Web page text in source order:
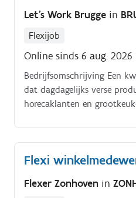
Let's Work Brugge in
Flexijob
Online sinds 6 aug. 2026
Bedrijfsomschrijving Een
dat dagdagelijks verse
horecaklanten en
Flexi
Flexer Zonhoven in